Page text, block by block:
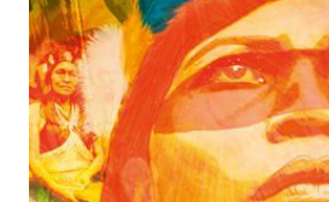
die Zerstörung unserer Heimat
VonNemonte Nenquimo,Mitch
Verlag: Heyne
Buch